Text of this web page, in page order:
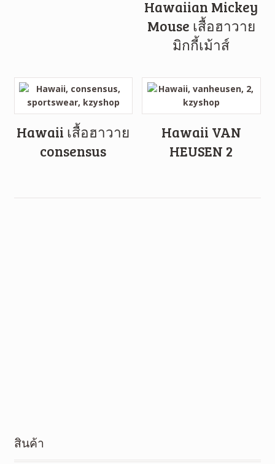
Hawaiian Mickey
Mouse เสื้อฮาวาย
มิกกี้เม้าส์
Hawaii เสื้อฮาวาย
consensus
Hawaii VAN
HEUSEN 2
สินค้า